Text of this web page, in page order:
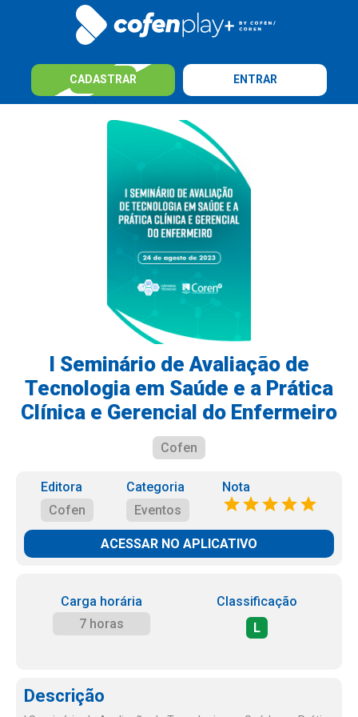
CADASTRAR ENTRAR
I Seminário de Avaliação de
Tecnologia em Saúde e a Prática
Clínica e Gerencial do Enfermeiro
Cofen
Editora
Cofen
Categoria
Eventos
Nota
ACESSAR NO APLICATIVO
Carga horária
7 horas
Classificação
L
Descrição